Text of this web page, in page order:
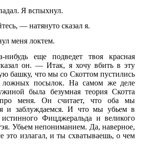
Я вспыхнул.
— натянуто сказал я.
меня локтем.
еще подведет твоя красная
он. — Итак, я хочу вбить в эту
башку, что мы со Скоттом пустились
ложных посылок. На самом же деле
была безумная теория Скотта
меня. Он считает, что оба мы
и заблуждаемся. И что мы убьем в
Фицджеральда и великого
Убьем непониманием. Да, наверное,
это излагал, и ты схватываешь, о чем